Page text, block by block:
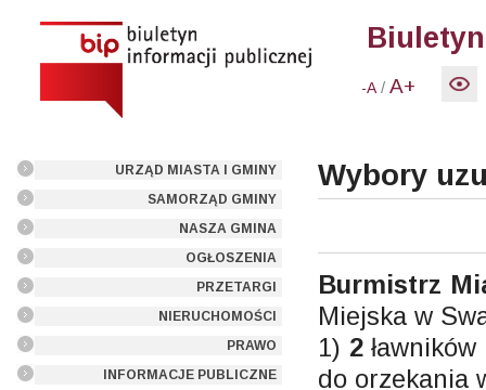
-A /A+
URZĄD MIASTA I GMINY
SAMORZĄD GMINY
NASZA GMINA
OGŁOSZENIA
PRZETARGI
NIERUCHOMOŚCI
PRAWO
INFORMACJE PUBLICZNE
Wybory
Burmistrz
Miejska w
1) 2
do orzekania